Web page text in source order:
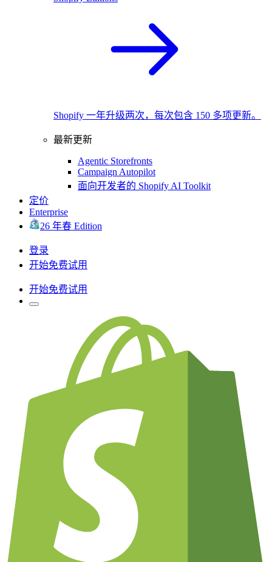
Shopify 一年升级两次，每次包含 150 多项更新。
最新更新
Agentic Storefronts
Campaign Autopilot
面向开发者的 Shopify AI Toolkit
定价
Enterprise
26 年春 Edition
登录
开始免费试用
开始免费试用